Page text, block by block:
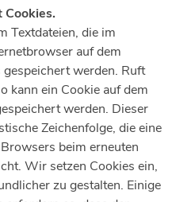
Textdateien, die im
auf dem
werden. Ruft
kann ein Cookie auf dem
werden. Dieser
Zeichenfolge, die eine
beim erneuten
Wir setzen Cookies ein,
zu gestalten. Einige